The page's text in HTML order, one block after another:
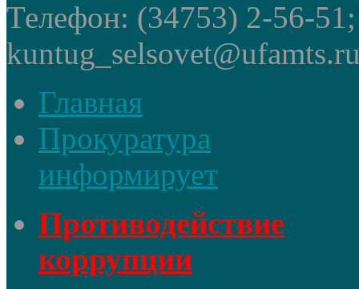
Телефон: (34753) 2-56-
Главная
Прокуратура
информирует
Противодействие
коррупции